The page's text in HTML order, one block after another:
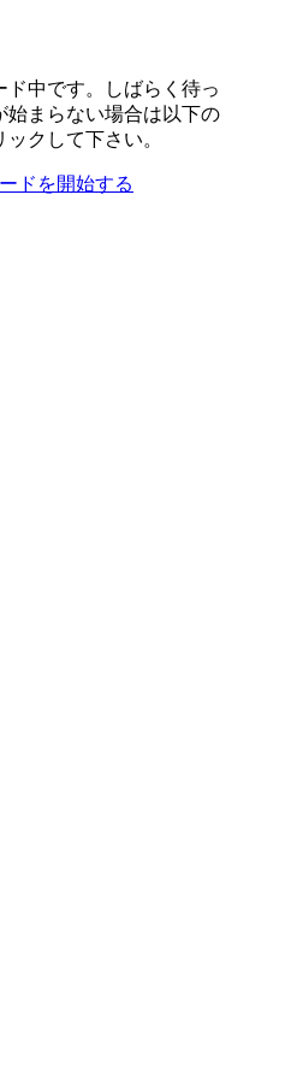
ド中です。しばらく待っ
始まらない場合は以下の
ックして下さい。
ドを開始する